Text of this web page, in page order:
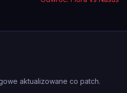
aktualizowane co patch.